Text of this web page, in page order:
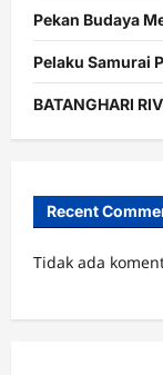
Pekan Budaya
Pelaku Samurai
BATANGHARI
Recent
Tidak ada